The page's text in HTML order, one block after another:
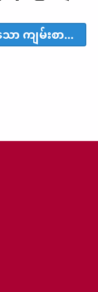
အချိန်အစီအစဉ်အတိုင်းဖြစ်သော ကျမ်းစာဘာသာပြန်